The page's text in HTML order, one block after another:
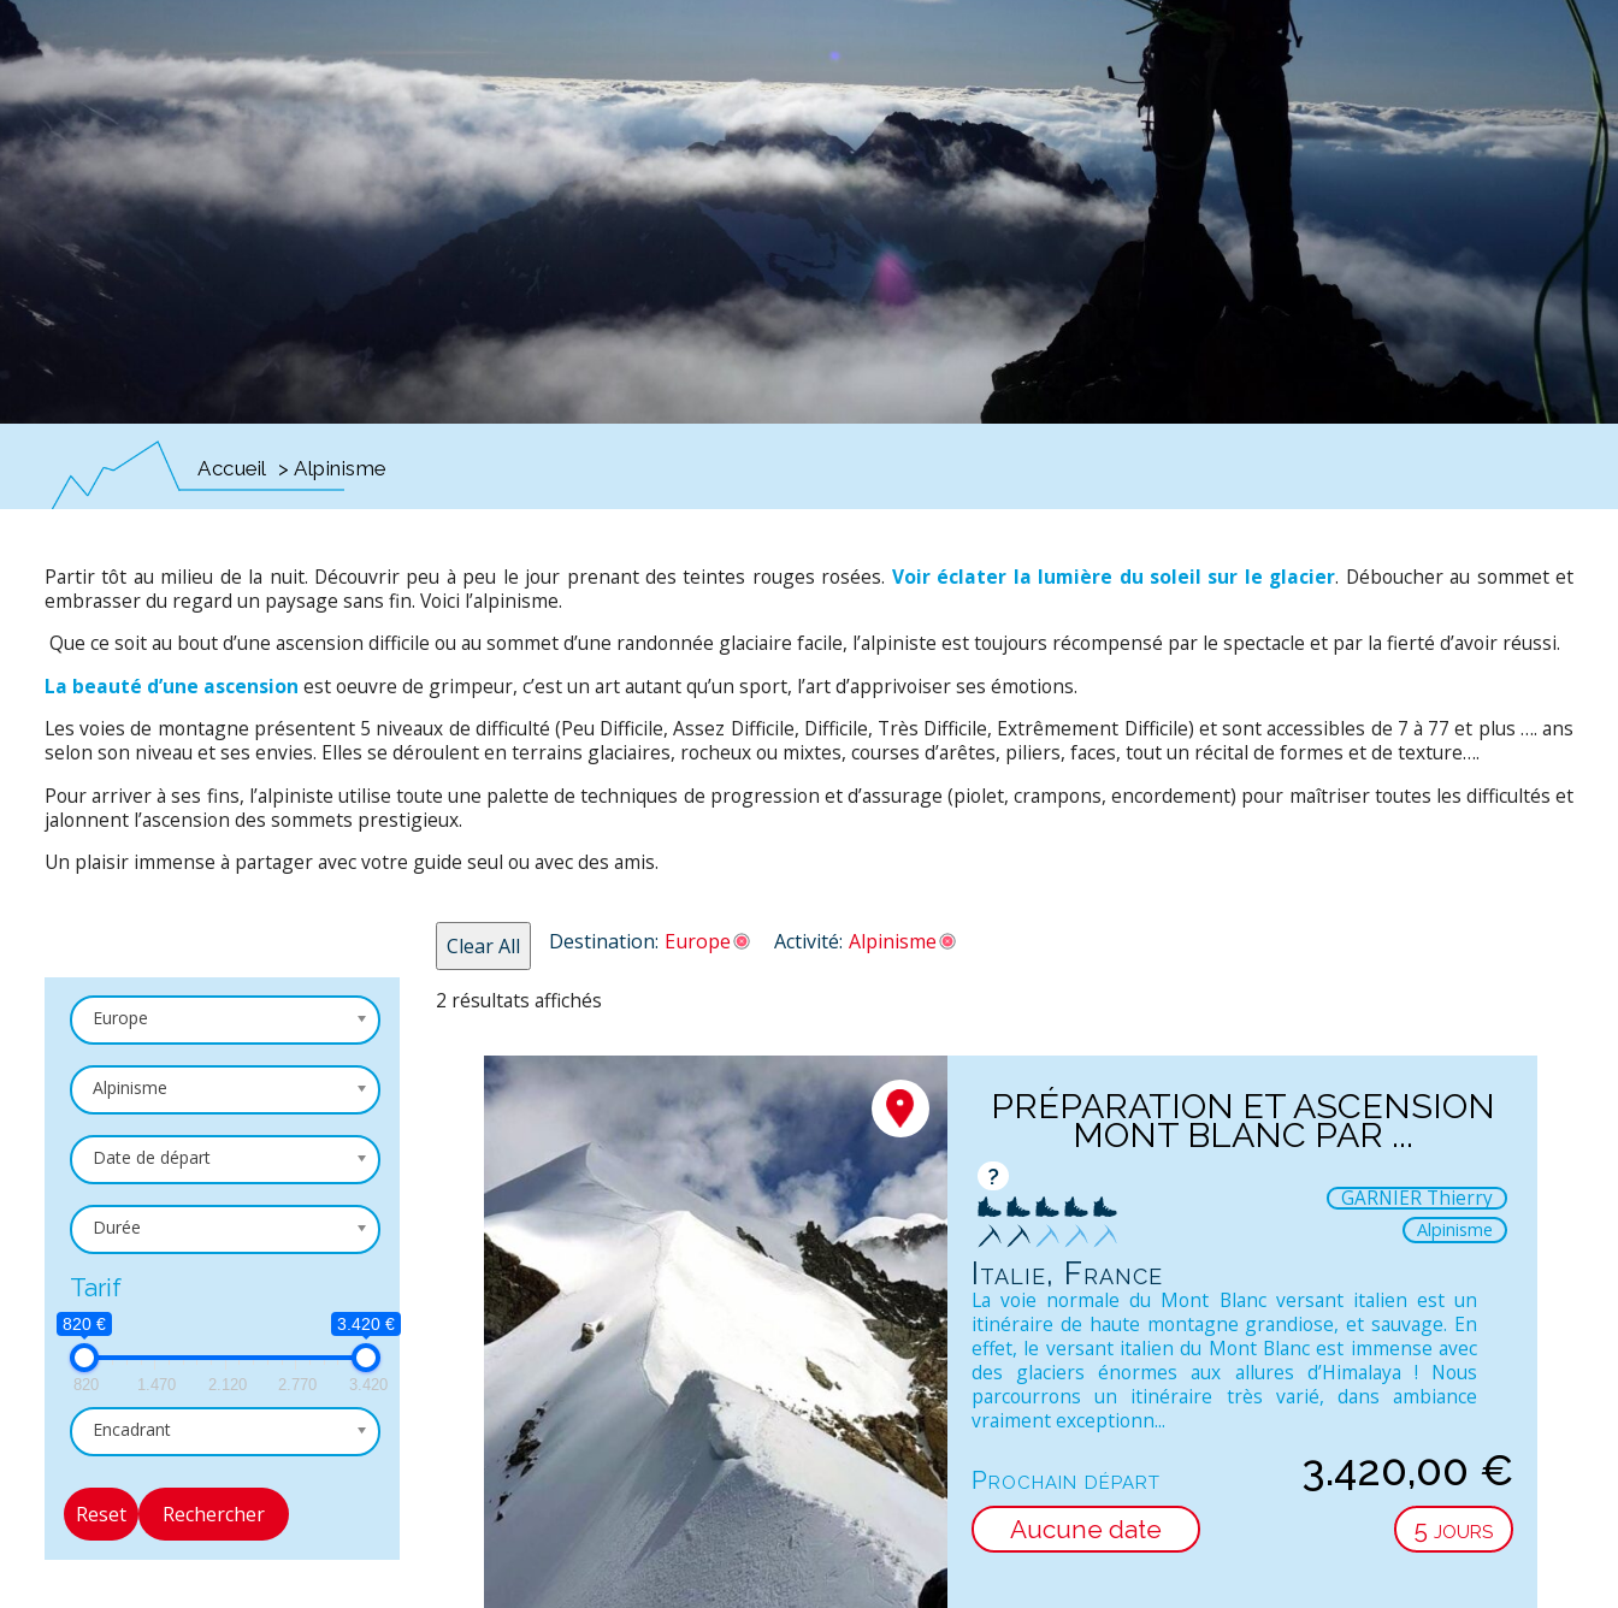
Accueil > Alpinisme
Partir tôt au milieu de la nuit. Découvrir peu à peu le jour prenant des teintes rouges rosées. Voir éclater la lumière du soleil sur le glacier. Déboucher au sommet et
embrasser du regard un paysage sans fin. Voici l’alpinisme.
Que ce soit au bout d’une ascension difficile ou au sommet d’une randonnée glaciaire facile, l’alpiniste est toujours récompensé par le spectacle et par la fierté d’avoir réussi.
La beauté d’une ascension est oeuvre de grimpeur, c’est un art autant qu’un sport, l’art d’apprivoiser ses émotions.
Les voies de montagne présentent 5 niveaux de difficulté (Peu Difficile, Assez Difficile, Difficile, Très Difficile, Extrêmement Difficile) et sont accessibles de 7 à 77 et plus …. ans
selon son niveau et ses envies. Elles se déroulent en terrains glaciaires, rocheux ou mixtes, courses d’arêtes, piliers, faces, tout un récital de formes et de texture….
Pour arriver à ses fins, l’alpiniste utilise toute une palette de techniques de progression et d’assurage (piolet, crampons, encordement) pour maîtriser toutes les difficultés et
jalonnent l’ascension des sommets prestigieux.
Un plaisir immense à partager avec votre guide seul ou avec des amis.
Europe
Alpinisme
Date de départ
Durée
Tarif
820 € 3.420 €
820 1.470 2.120 2.770 3.420
Encadrant
Reset Rechercher
Clear All Destination: Europe Activité: Alpinisme
2 résultats affichés
PRÉPARATION ET ASCENSION
MONT BLANC PAR ...
?
Italie, France
GARNIER Thierry
Alpinisme
La voie normale du Mont Blanc versant italien est un
itinéraire de haute montagne grandiose, et sauvage. En
effet, le versant italien du Mont Blanc est immense avec
des glaciers énormes aux allures d’Himalaya ! Nous
parcourrons un itinéraire très varié, dans ambiance
vraiment exceptionn...
Prochain départ
Aucune date
3.420,00 €
5 jours